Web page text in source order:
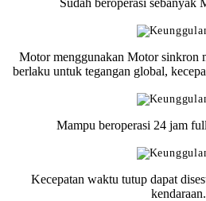
Sudah beroperasi sebanyak
Motor menggunakan Motor sinkron
berlaku untuk tegangan global,
Mampu beroperasi 24 jam
Kecepatan waktu tutup dapat
kendaraan.